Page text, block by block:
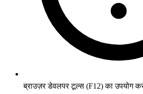
ब्राउज़र डेवलपर टूल्स (F12) का उपयोग